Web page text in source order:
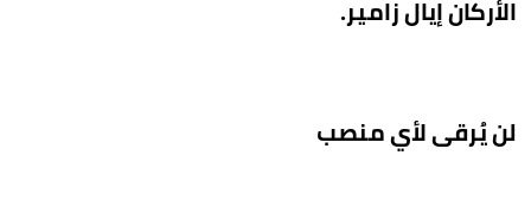
الأركان إيال زامير.
لن يُرقى لأي منصب